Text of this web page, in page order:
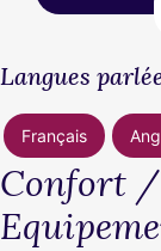
Langues
Français
Confort /